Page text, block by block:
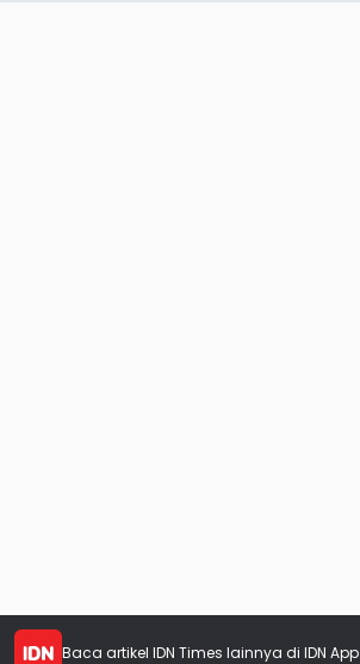
Baca artikel IDN Times lainnya di IDN App